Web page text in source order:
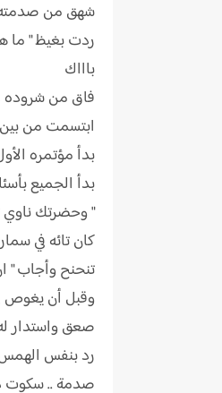
شهق من صدمته
ردت بغيظ " ما
باااك
فاق من شروده
ابتسمت من بين
بدأ مؤتمره
بدأ الجميع
" وحضرتك ناوي
كان تائه في
تنحنح وأجاب "
وقبل أن يغوص
صعق واستدار
رد بنفس الهمس
صدمة .. سكوت